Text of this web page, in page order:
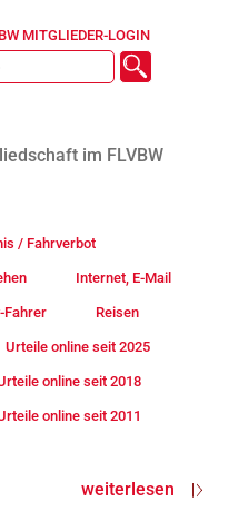
MITGLIEDER-LOGIN
im FLVBW
/ Fahrverbot
Internet, E-Mail
Fahrer Reisen
Urteile online seit 2025
online seit 2018
online seit 2011
weiterlesen